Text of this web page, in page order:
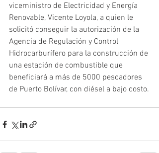
viceministro de Electricidad y Energía
Renovable, Vicente Loyola, a quien le
solicitó conseguir la autorización de la
Agencia de Regulación y Control
Hidrocarburífero para la construcción de
una estación de combustible que
beneficiará a más de 5000 pescadores
de Puerto Bolívar, con diésel a bajo costo.